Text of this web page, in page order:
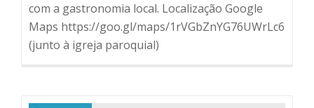
com a gastronomia local. Localização Google
Maps https://goo.gl/maps/1rVGbZnYG76UWrLc6
(junto à igreja paroquial)